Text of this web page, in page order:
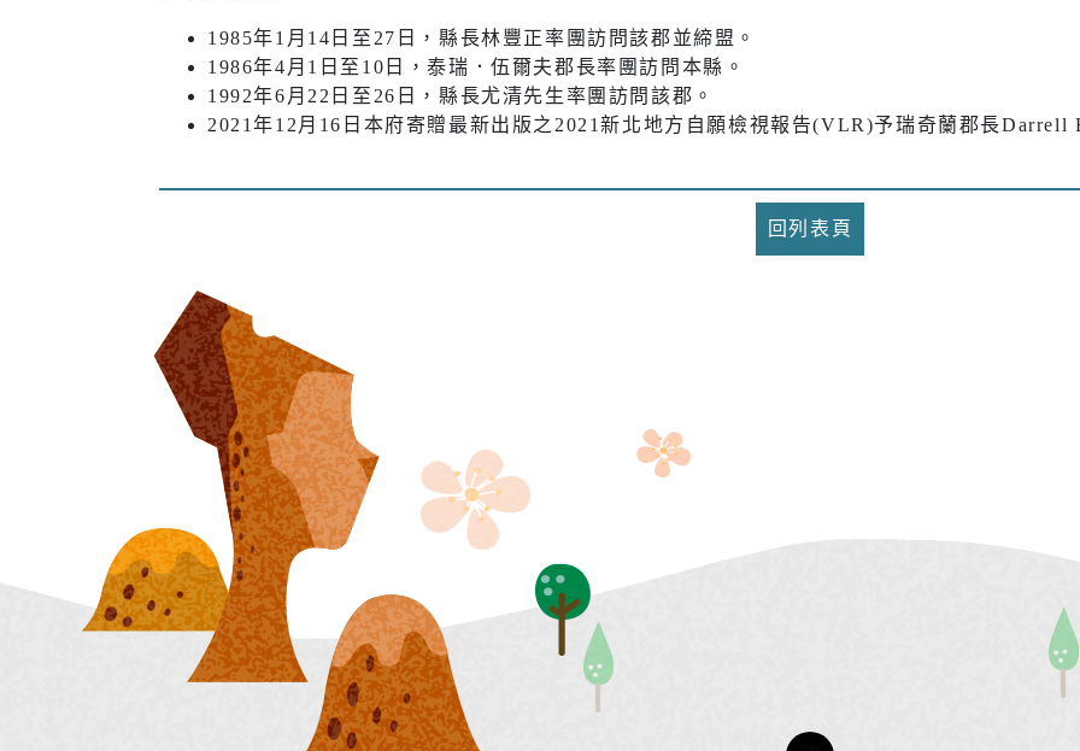
1985年1月14日至27日，縣長林豐正率團訪問該郡並締盟。
1986年4月1日至10日，泰瑞．伍爾夫郡長率團訪問本縣。
1992年6月22日至26日，縣長尤清先生率團訪問該郡。
2021年12月16日本府寄贈最新出版之2021新北地方自願檢視報告(VLR)予瑞奇蘭郡長Darrell
回列表頁